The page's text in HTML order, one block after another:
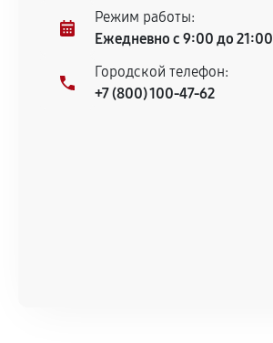
Режим работы:
Ежедневно с 9:00 до 21:00
Городской телефон:
+7 (800) 100-47-62